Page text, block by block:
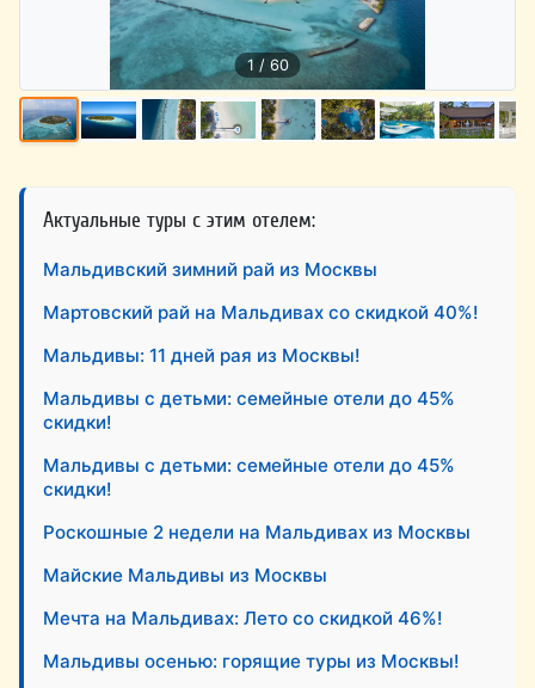
1 / 60
Актуальные туры с этим отелем:
Мальдивский зимний рай из Москвы
Мартовский рай на Мальдивах со скидкой 40%!
Мальдивы: 11 дней рая из Москвы!
Мальдивы с детьми: семейные отели до 45%
скидки!
Мальдивы с детьми: семейные отели до 45%
скидки!
Роскошные 2 недели на Мальдивах из Москвы
Майские Мальдивы из Москвы
Мечта на Мальдивах: Лето со скидкой 46%!
Мальдивы осенью: горящие туры из Москвы!